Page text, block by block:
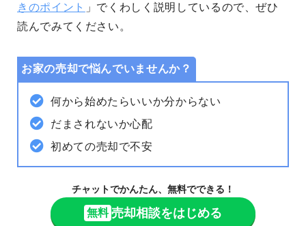
きのポイント 」でくわしく説明しているので、ぜひ
読んでみてください。
お家の売却で悩んでいませんか？
何から始めたらいいか分からない
だまされないか心配
初めての売却で不安
チャットでかんたん、無料でできる！
無料 売却相談をはじめる